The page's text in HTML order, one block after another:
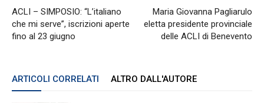
ACLI – SIMPOSIO: “L’italiano
che mi serve”, iscrizioni aperte
fino al 23 giugno
Maria Giovanna Pagliarulo
eletta presidente provinciale
delle ACLI di Benevento
ARTICOLI CORRELATI ALTRO DALL'AUTORE